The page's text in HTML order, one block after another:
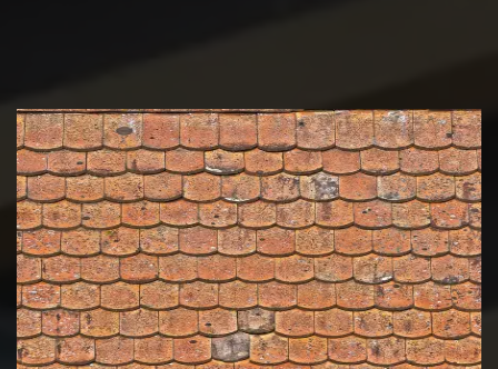
Nettoyage et démoussage de
toiture 39 Jura